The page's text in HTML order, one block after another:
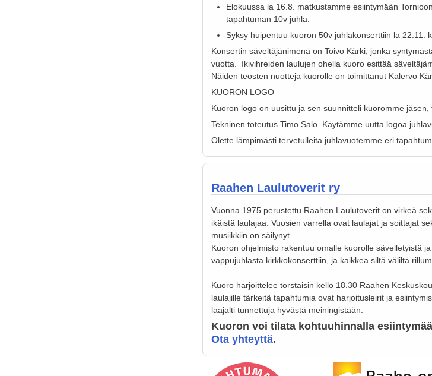
Elokuussa la 16.8. matkustamme esiintymään
tapahtuman 10v juhla.
Syksy huipentuu kuoron 50v juhlakonserttiin la 22.11.
Konsertin säveltäjänimenä on Toivo Kärki, jonka
vuotta. Ikivihreiden laulujen ohella kuoro esittää
Näiden teosten nuotteja kuorolle on toimittanut Kalervo
KUORON LOGO
Kuoron logo on uusittu ja sen suunnitteli kuoromme jäsen,
Tekninen toteutus Timo Salo. Käytämme uutta logoa
Olette lämpimästi tervetulleita juhlavuotemme eri
Raahen Laulutoverit ry
Vuonna 1975 perustettu Raahen Laulutoverit on virkeä
ikäistä laulajaa. Vuosien varrella ovat laulajat ja soittajat
musiikkiin on säilynyt.
Kuoron ohjelmisto rakentuu omalle kuorolle sävelletyistä
vappujuhlasta kirkkokonserttiin, ja kaikkea siltä väliltä
Kuoro harjoittelee torstaisin kello 18.30 Raahen
laulajille tärkeitä tapahtumia ovat harjoitusleirit ja
laajalti tunnettuja hyvästä meiningistään.
Kuoron voi tilata kohtuuhinnalla
Ota yhteyttä.